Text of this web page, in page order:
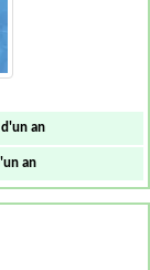
an
an